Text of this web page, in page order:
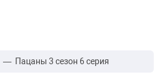
— Пацаны 3 сезон 6 серия